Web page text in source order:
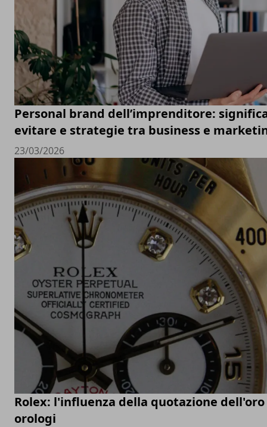
Personal brand dell’imprenditore:
evitare e strategie tra business e
23/03/2026
Rolex: l'influenza della quotazione
orologi